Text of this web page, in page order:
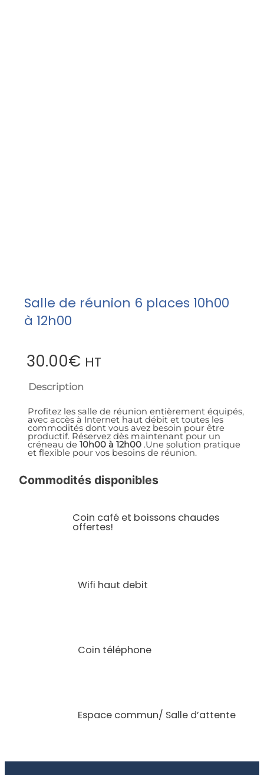
Salle de réunion 6 places 10h00
à 12h00
30.00€ HT
Description
Profitez les salle de réunion entièrement équipés,
avec accès à Internet haut débit et toutes les
commodités dont vous avez besoin pour être
productif. Réservez dès maintenant pour un
créneau de 10h00 à 12h00 .Une solution pratique
et flexible pour vos besoins de réunion.
Commodités disponibles
Coin café et boissons chaudes
offertes!
Wifi haut debit
Coin téléphone
Espace commun/ Salle d’attente